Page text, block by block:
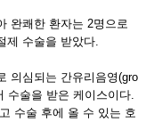
완쾌한 환자는 2명으로
제 수술을 받았다.
의심되는 간유리음영(gro
수술을 받은 케이스이다.
수술 후에 올 수 있는 호